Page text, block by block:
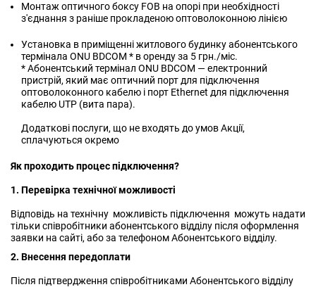
Монтаж оптичного боксу FOB на опорі при необхідності
з'єднання з раніше прокладеною оптоволоконною лінією
Установка в приміщенні житлового будинку абонентського
термінала ONU BDCOM * в оренду за 5 грн./міс.
* Абонентський термінал ONU BDCOM — електронний
пристрій, який має оптичний порт для підключення
оптоволоконного кабелю і порт Ethernet для підключення
кабелю UTP (вита пара).
Додаткові послуги, що не входять до умов Акції,
сплачуються окремо
Як проходить процес підключення?
1. Перевірка технічної можливості
Відповідь на технічну можливість підключення можуть надати
тільки співробітники абонентського відділу після оформлення
заявки на сайті, або за телефоном Абонентського відділу.
2. Внесення передоплати
Після підтвердження співробітниками Абонентського відділу